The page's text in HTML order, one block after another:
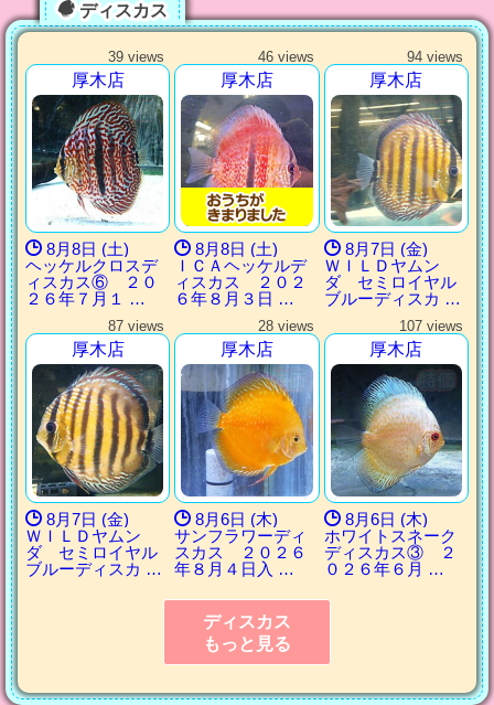
ディスカス
39 views
厚木店
8月8日 (土)
ヘッケルクロスデ
ィスカス⑥ ２０
２６年７月１ …
46 views
厚木店
8月8日 (土)
ＩＣＡヘッケルデ
ィスカス ２０２
６年８月３日 …
94 views
厚木店
8月7日 (金)
ＷＩＬＤヤムン
ダ セミロイヤル
ブルーディスカ …
87 views
厚木店
8月7日 (金)
ＷＩＬＤヤムン
ダ セミロイヤル
ブルーディスカ …
28 views
厚木店
8月6日 (木)
サンフラワーディ
スカス ２０２６
年８月４日入 …
107 views
厚木店
8月6日 (木)
ホワイトスネーク
ディスカス③ ２
０２６年６月 …
ディスカス
もっと見る